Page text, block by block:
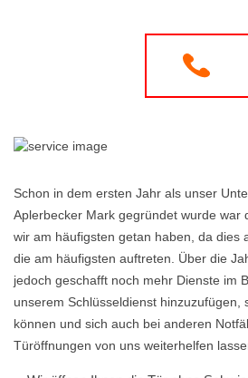
Schon in dem ersten Jahr als unser
Aplerbecker Mark gegründet wurde war
wir am häufigsten getan haben, da dies
die am häufigsten auftreten. Über die
jedoch geschafft noch mehr Dienste im
unserem Schlüsseldienst hinzuzufügen,
können und sich auch bei anderen
Türöffnungen von uns weiterhelfen